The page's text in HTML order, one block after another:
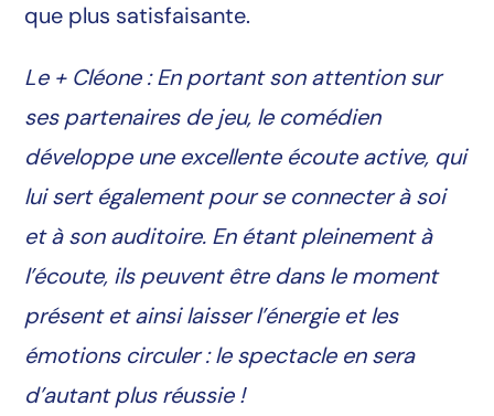
que plus satisfaisante.
Le + Cléone : En portant son attention sur
ses partenaires de jeu, le comédien
développe une excellente écoute active, qui
lui sert également pour se connecter à soi
et à son auditoire. En étant pleinement à
l’écoute, ils peuvent être dans le moment
présent et ainsi laisser l’énergie et les
émotions circuler : le spectacle en sera
d’autant plus réussie !